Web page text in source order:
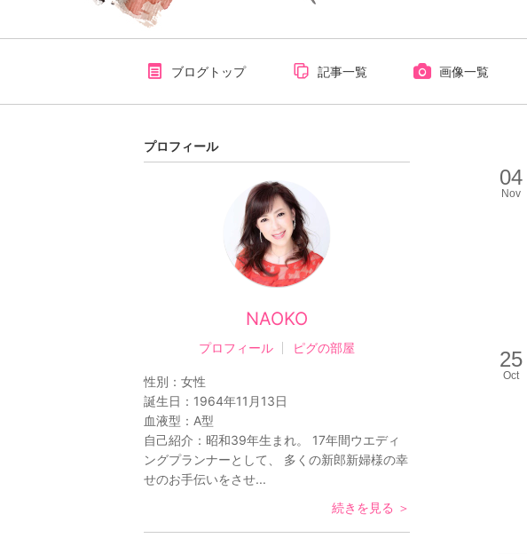
ブログトップ 記事一覧 画像一覧
04
Nov
25
Oct
プロフィール
NAOKO
プロフィール ピグの部屋
性別： 女性
誕生日： 1964年11月13日
血液型： A型
自己紹介： 昭和39年生まれ。 17年間ウエディ
ングプランナーとして、 多くの新郎新婦様の幸
せのお手伝いをさせ...
続きを見る ＞